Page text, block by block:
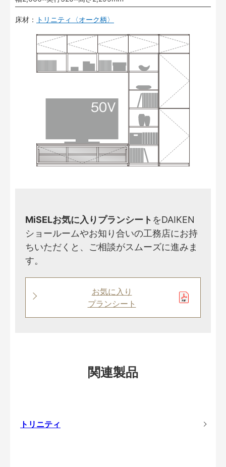
床材： トリニティ〈オーク柄〉
MiSELお気に入りプランシート をDAIKEN
ショールームやお知り合いの工務店にお持
ちいただくと、ご相談がスムーズに進みま
す。
お気に入り
プランシート
関連製品
トリニティ